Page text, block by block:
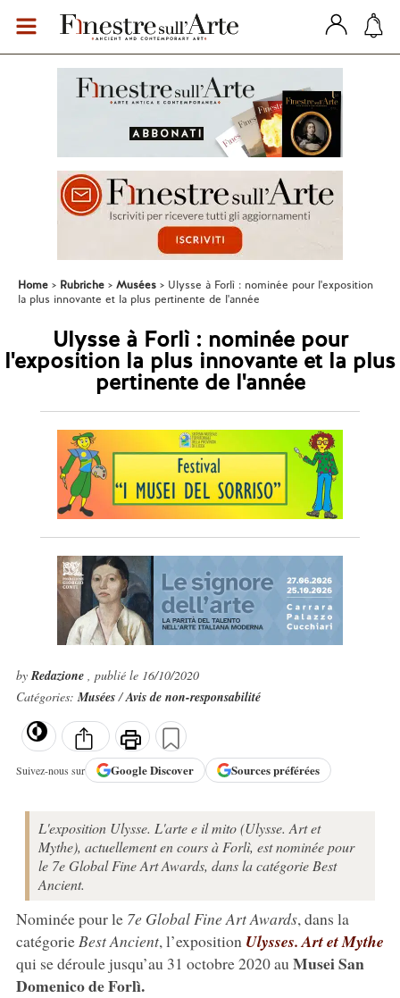
Home Rubriche Musées
Ulysse à Forlì : nominée pour l'exposition
la plus innovante et la plus pertinente de l'année
Ulysse à Forlì : nominée pour
l'exposition la plus innovante et la plus
pertinente de l'année
byRedazione , publié le 16/10/2020
Catégories:Musées/Avis de non-responsabilité
Suivez-nous sur GoogleDiscover Sources préférées
L'exposition Ulysse. L'arte e il mito (Ulysse. Art et
Mythe), actuellement en cours à Forlì, est nominée pour
le 7e Global Fine Art Awards, dans la catégorie Best
Ancient.
Nominée pour le 7e Global Fine Art Awards, dans la
catégorieBest Ancient, l’expositionUlysses. Art et Mythe
qui se déroule jusqu’au 31 octobre 2020 au Musei San
Domenico de Forlì.